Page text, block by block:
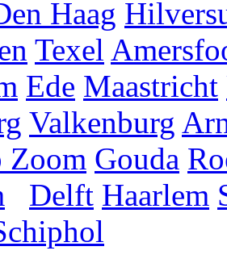
Haag
Texel
Ede Maastricht
Valkenburg
Zoom Gouda
Delft Haarlem